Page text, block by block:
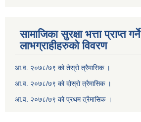
सामाजिका सुरक्षा भत्ता प्राप्त गर्ने
लाभग्राहीहरुको विवरण
आ.व. २०७८/७९ को तेस्रो त्रैमासिक ।
आ.व. २०७८/७९ को दोस्रो त्रैमासिक ।
आ.व. २०७८/७९ को प्रथम त्रैमासिक ।